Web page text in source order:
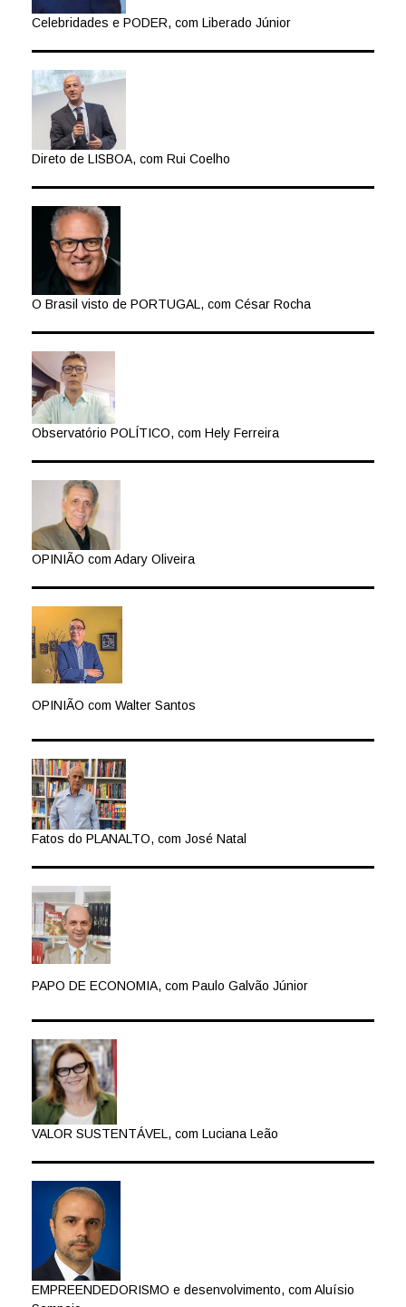
Celebridades e PODER, com Liberado Júnior
Direto de LISBOA, com Rui Coelho
O Brasil visto de PORTUGAL, com César Rocha
Observatório POLÍTICO, com Hely Ferreira
OPINIÃO com Adary Oliveira
OPINIÃO com Walter Santos
Fatos do PLANALTO, com José Natal
PAPO DE ECONOMIA, com Paulo Galvão Júnior
VALOR SUSTENTÁVEL, com Luciana Leão
EMPREENDEDORISMO e desenvolvimento, com Aluísio